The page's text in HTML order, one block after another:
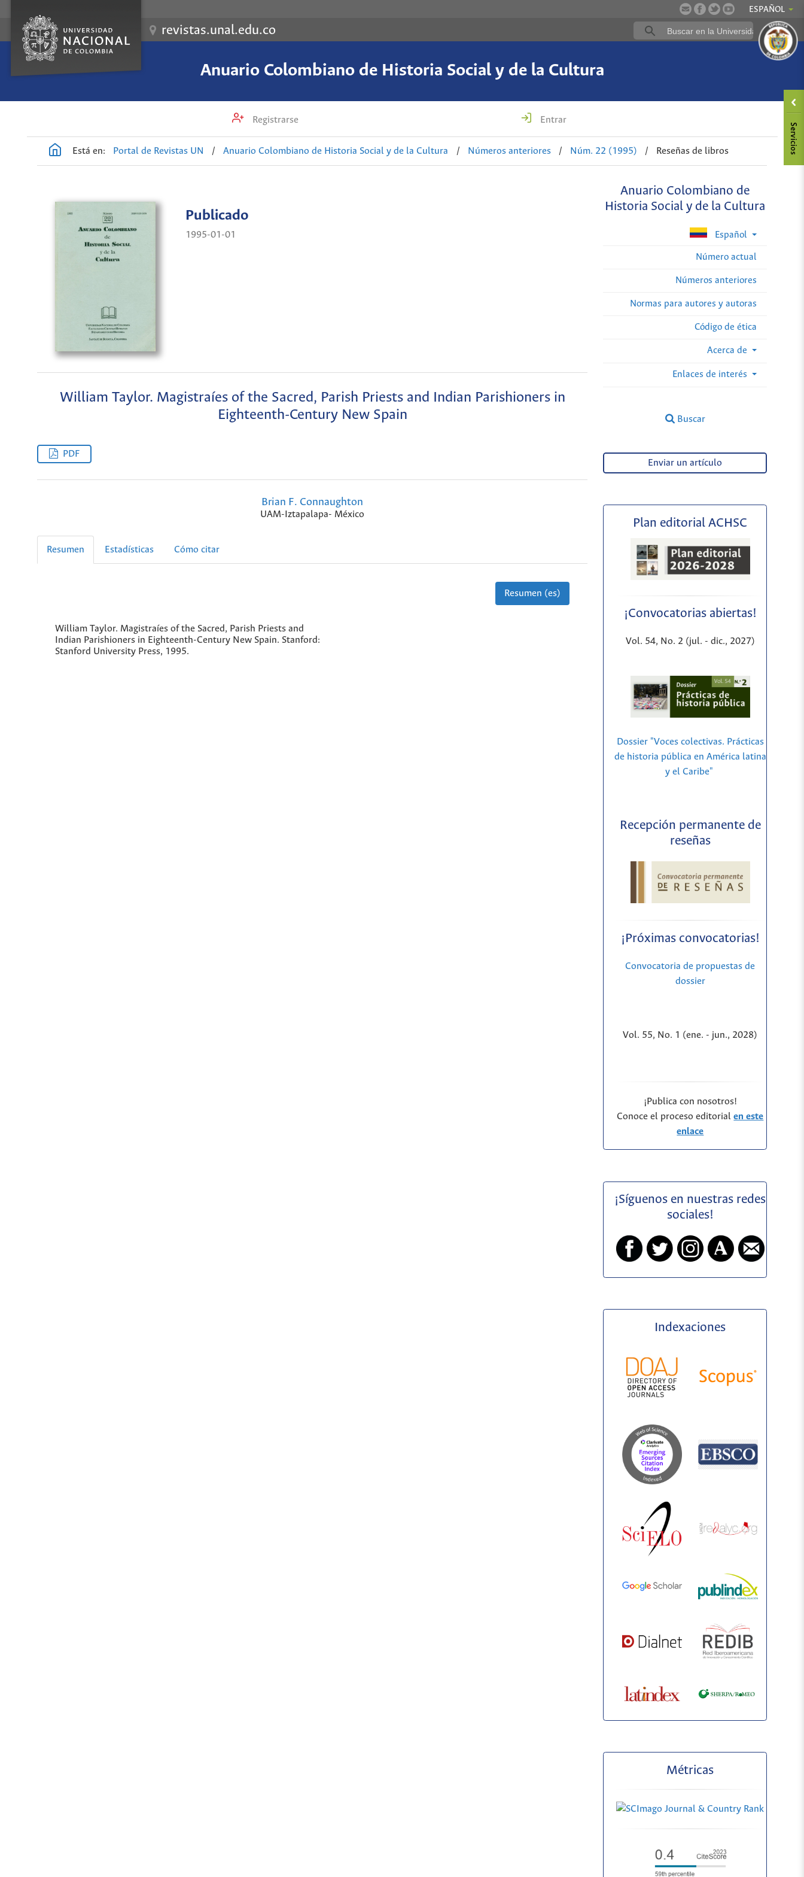
ESPAÑOL
revistas.unal.edu.co
Anuario Colombiano de Historia Social y de la Cultura
Registrarse Entrar
Está en: Portal de Revistas UN / Anuario Colombiano de Historia Social y de la Cultura / Números anteriores / Núm. 22 (1995) / Reseñas de libros
Anuario Colombiano de
Historia Social y de la Cultura
Español
Número actual
Números anteriores
Normas para autores y autoras
Código de ética
Acerca de
Enlaces de interés
Buscar
Publicado
1995-01-01
William Taylor. Magistraíes of the Sacred, Parish Priests and Indian Parishioners in
Eighteenth-Century New Spain
PDF
Brian F. Connaughton
UAM-Iztapalapa- México
Resumen Estadísticas Cómo citar
Resumen (es)
William Taylor. Magistraíes of the Sacred, Parish Priests and
Indian Parishioners in Eighteenth-Century New Spain. Stanford:
Stanford University Press, 1995.
Enviar un artículo
Plan editorial ACHSC
¡Convocatorias abiertas!
Vol. 54, No. 2 (jul. - dic., 2027)
Dossier "Voces colectivas. Prácticas
de historia pública en América latina
y el Caribe"
Recepción permanente de
reseñas
¡Próximas convocatorias!
Convocatoria de propuestas de
dossier
Vol. 55, No. 1 (ene. - jun., 2028)
¡Publica con nosotros!
Conoce el proceso editorialen este
enlace
¡Síguenos en nuestras redes
sociales!
Indexaciones
Métricas